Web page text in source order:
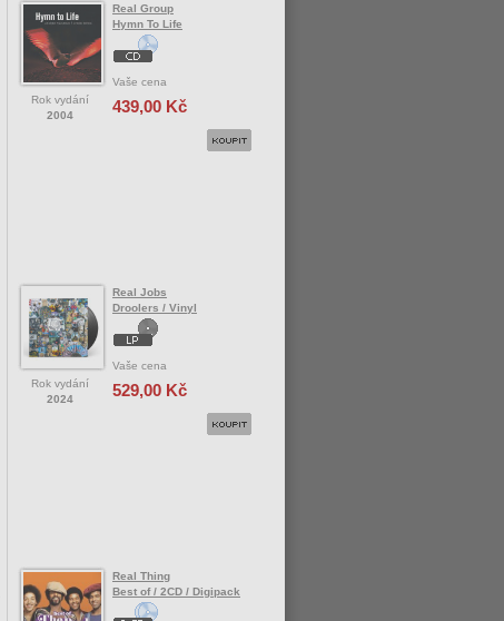
Rok vydání
2004
Real Group
Hymn To Life
Vaše cena
439,00 Kč
Rok vydání
2024
Real Jobs
Droolers / Vinyl
Vaše cena
529,00 Kč
Real Thing
Best of / 2CD / Digipack